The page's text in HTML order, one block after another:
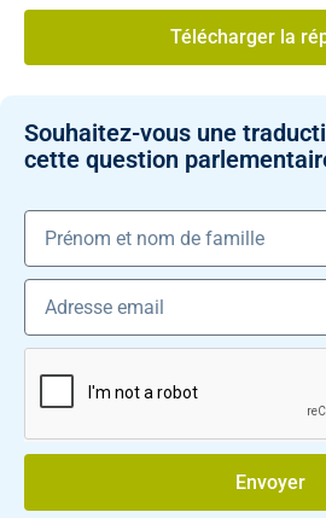
Télécharger la
Souhaitez-vous une
cette question
Envoyer